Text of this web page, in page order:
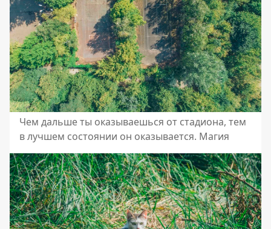
Чем дальше ты оказываешься от стадиона, тем
в лучшем состоянии он оказывается. Магия